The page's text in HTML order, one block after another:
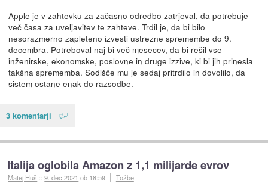
Apple je v zahtevku za začasno odredbo zatrjeval, da potrebuje
več časa za uveljavitev te zahteve. Trdil je, da bi bilo
nesorazmerno zapleteno izvesti ustrezne spremembe do 9.
decembra. Potreboval naj bi več mesecev, da bi rešil vse
inženirske, ekonomske, poslovne in druge izzive, ki bi jih prinesla
takšna sprememba. Sodišče mu je sedaj pritrdilo in dovolilo, da
sistem ostane enak do razsodbe.
3 komentarji
Italija oglobila Amazon z 1,1 milijarde evrov
Matej Huš ::9. dec 2021 ob 18:59 Tožbe